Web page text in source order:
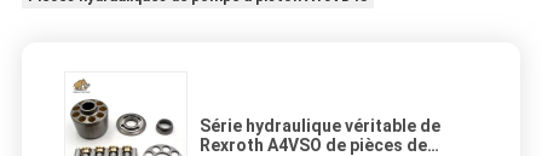
Série hydraulique véritable de
Rexroth A4VSO de pièces de